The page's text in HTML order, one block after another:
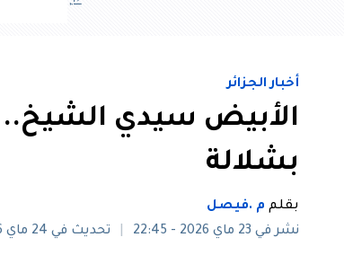
أخبار الجزائر
الأبيض سيدي
بشلالة
بقلم م .فيصل
نشر في 23 ماي 2026 - 22:45
تحديث في 24 ماي 2026 - 10:16